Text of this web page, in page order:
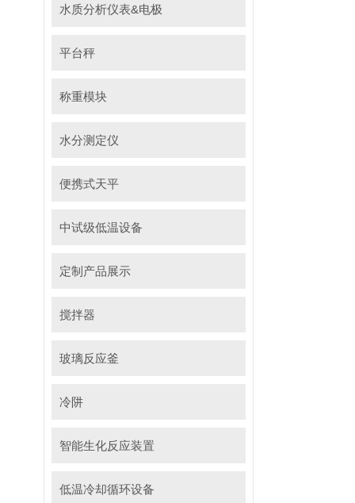
水质分析仪表&电极
平台秤
称重模块
水分测定仪
便携式天平
中试级低温设备
定制产品展示
搅拌器
玻璃反应釜
冷阱
智能生化反应装置
低温冷却循环设备